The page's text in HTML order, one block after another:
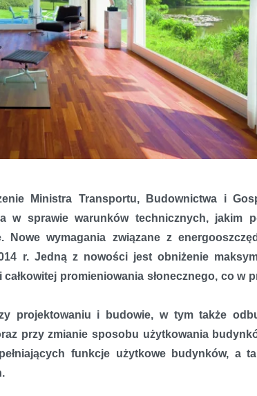
Ministra Transportu, Budownictwa i
w sprawie warunków technicznych, jakim
wymagania związane z
r. Jedną z nowości jest obniżenie
promieniowania słonecznego, co w
projektowaniu i budowie, w tym także
przy zmianie sposobu użytkowania
funkcje użytkowe budynków, a